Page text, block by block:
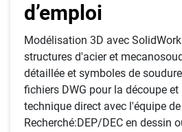
d’emploi
Modélisation 3D avec
structures d'acier et
détaillée et symboles de
fichiers DWG pour la découpe
technique direct avec l'équipe
Recherché:DEP/DEC en dessin